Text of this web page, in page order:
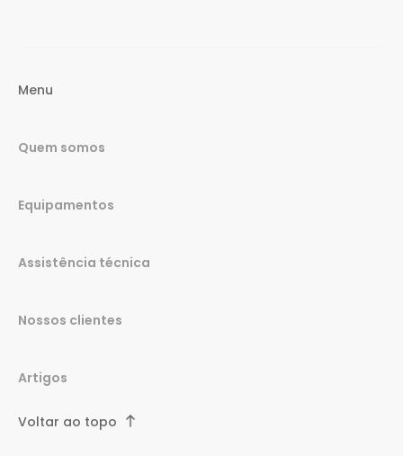
Menu
Quem somos
Equipamentos
Assistência técnica
Nossos clientes
Artigos
Voltar ao topo